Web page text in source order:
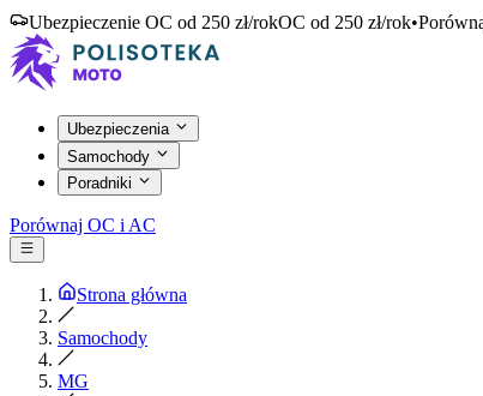
Ubezpieczenie OC od 250 zł/rokOC od 250 zł/rok•
Ubezpieczenia
Samochody
Poradniki
Porównaj OC i AC
Strona główna
Samochody
MG